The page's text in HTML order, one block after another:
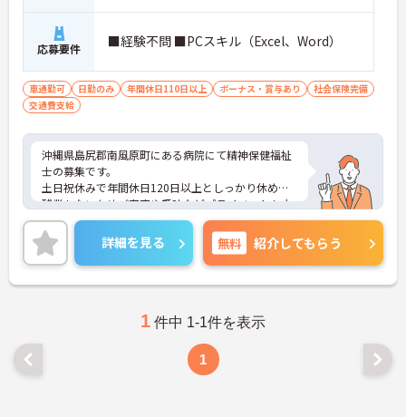
応募要件 ■経験不問 ■PCスキル（Excel、Word）
車通勤可 日勤のみ 年間休日110日以上 ボーナス・賞与あり
社会保険完備
交通費支給
沖縄県島尻郡南風原町にある病院にて精神保健福祉
士の募集です。
土日祝休みで年間休日120日以上としっかり休め、
残業もないためご家庭や趣味などプライベートも大
切にできます。
ご興味のある方には、面接対策ポイントなど、さら
に詳細をご案内しますのでお気軽にご相談くださ
い！
詳細を見る 無料 紹介してもらう
1 件中 1-1件を表示
1